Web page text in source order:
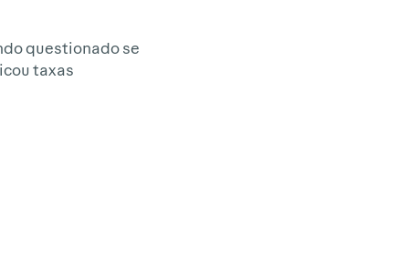
questionado se
taxas